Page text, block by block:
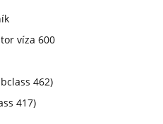
víza 600
462)
417)